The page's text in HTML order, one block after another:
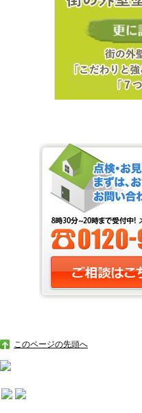
このページの先頭へ